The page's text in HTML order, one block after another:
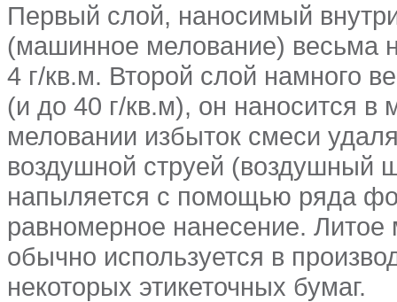
Первый слой, наносимый
(машинное мелование) весьма
4 г/кв.м. Второй слой намного
(и до 40 г/кв.м), он наносится
меловании избыток смеси
воздушной струей (воздушный
напыляется с помощью ряда
равномерное нанесение.
обычно используется в
некоторых этикеточных бумаг.